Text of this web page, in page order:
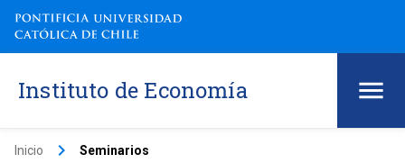
Instituto de Economía
Inicio keyboard_arrow_right Seminarios